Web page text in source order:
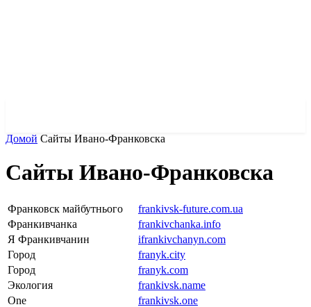
Домой Сайты Ивано-Франковска
Сайты Ивано-Франковска
Франковск майбутнього
frankivsk-future.com.ua
Франкивчанка
frankivchanka.info
Я Франкивчанин
ifrankivchanyn.com
Город
franyk.city
Город
franyk.com
Экология
frankivsk.name
One
frankivsk.one